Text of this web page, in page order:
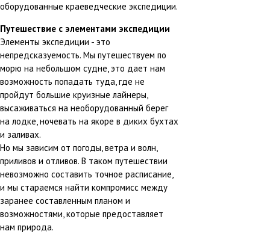
оборудованные краеведческие экспедиции.
Путешествие с элементами экспедиции
Элементы экспедиции - это
непредсказуемость. Мы путешествуем по
морю на небольшом судне, это дает нам
возможность попадать туда, где не
пройдут большие круизные лайнеры,
высаживаться на необорудованный берег
на лодке, ночевать на якоре в диких бухтах
и заливах.
Но мы зависим от погоды, ветра и волн,
приливов и отливов. В таком путешествии
невозможно составить точное расписание,
и мы стараемся найти компромисс между
заранее составленным планом и
возможностями, которые предоставляет
нам природа.